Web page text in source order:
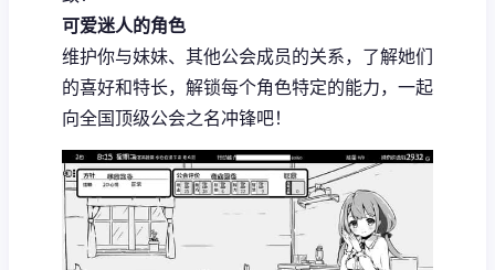
可爱迷人的角色
维护你与妹妹、其他公会成员的关系，了解她们
的喜好和特长，解锁每个角色特定的能力，一起
向全国顶级公会之名冲锋吧！